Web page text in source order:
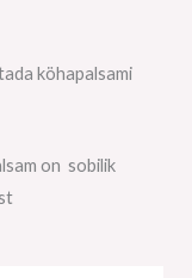
köhapalsami
on sobilik